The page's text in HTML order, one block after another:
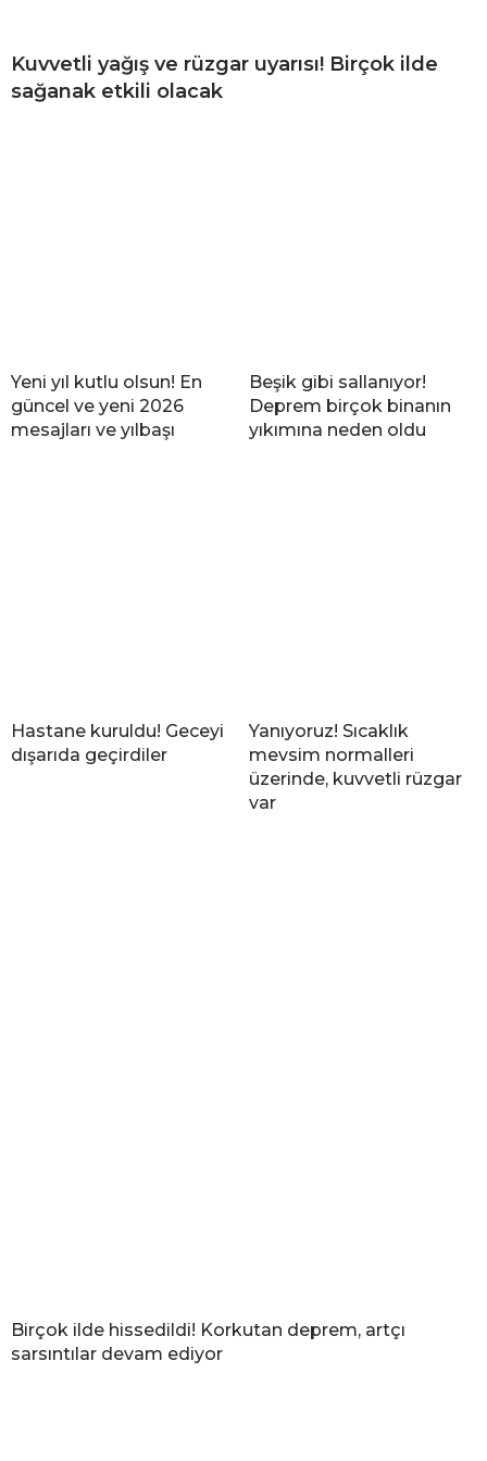
Kuvvetli yağış ve rüzgar uyarısı! Birçok ilde
sağanak etkili olacak
Yeni yıl kutlu olsun! En
güncel ve yeni 2026
mesajları ve yılbaşı
Beşik gibi sallanıyor!
Deprem birçok binanın
yıkımına neden oldu
Hastane kuruldu! Geceyi
dışarıda geçirdiler
Yanıyoruz! Sıcaklık
mevsim normalleri
üzerinde, kuvvetli rüzgar
var
Birçok ilde hissedildi! Korkutan deprem, artçı
sarsıntılar devam ediyor